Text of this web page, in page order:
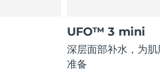
UFO™ 3 mini
深层面部补水，为
准备